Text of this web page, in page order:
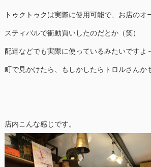
トゥクトゥクは実際に使用可能で、お店のオ
スティバルで衝動買いしたのだとか（笑）
配達などでも実際に使っているみたいですよ
町で見かけたら、もしかしたらトロルさんか
店内こんな感じです。